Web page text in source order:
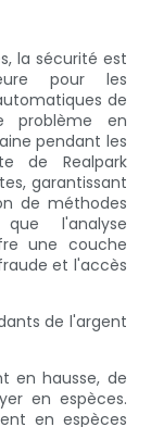
la sécurité est
pour les
de
problème en
pendant les
de Realpark
garantissant
de méthodes
l'analyse
une couche
et l'accès
de l'argent
en hausse, de
en espèces.
en espèces